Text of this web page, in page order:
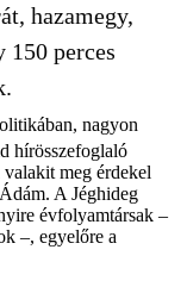
hazamegy,
150 perces
nagyon
hírösszefoglaló
meg érdekel
A Jéghideg
évfolyamtársak –
–, egyelőre a